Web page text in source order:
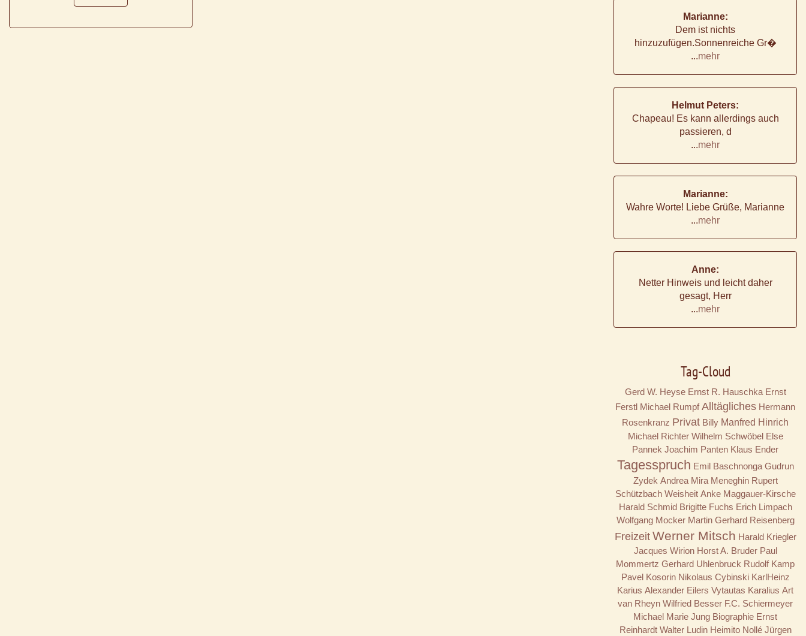
Marianne:
Dem ist nichts
hinzuzufügen.Sonnenreiche Gr�
...mehr
Helmut Peters:
Chapeau! Es kann allerdings auch
passieren, d
...mehr
Marianne:
Wahre Worte! Liebe Grüße, Marianne
...mehr
Anne:
Netter Hinweis und leicht daher
gesagt, Herr
...mehr
Tag-Cloud
Gerd W. Heyse Ernst R. Hauschka Ernst
Ferstl Michael Rumpf Alltägliches Hermann
Rosenkranz Privat Billy Manfred Hinrich
Michael Richter Wilhelm Schwöbel Else
Pannek Joachim Panten Klaus Ender
Tagesspruch Emil Baschnonga Gudrun
Zydek Andrea Mira Meneghin Rupert
Schützbach Weisheit Anke Maggauer-Kirsche
Harald Schmid Brigitte Fuchs Erich Limpach
Wolfgang Mocker Martin Gerhard Reisenberg
Freizeit Werner Mitsch Harald Kriegler
Jacques Wirion Horst A. Bruder Paul
Mommertz Gerhard Uhlenbruck Rudolf Kamp
Pavel Kosorin Nikolaus Cybinski KarlHeinz
Karius Alexander Eilers Vytautas Karalius Art
van Rheyn Wilfried Besser F.C. Schiermeyer
Michael Marie Jung Biographie Ernst
Reinhardt Walter Ludin Heimito Nollé Jürgen